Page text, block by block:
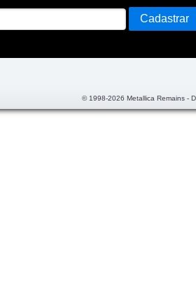
© 1998-2026 Metallica Remains -